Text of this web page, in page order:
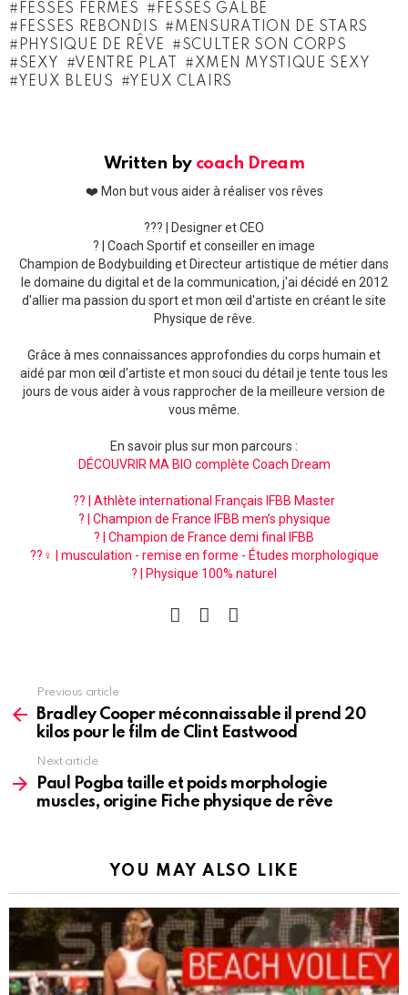
FESSES FERMES
FESSES GALBÉ
FESSES REBONDIS
MENSURATION DE STARS
PHYSIQUE DE RÊVE
SCULTER SON CORPS
SEXY
VENTRE PLAT
XMEN MYSTIQUE SEXY
YEUX BLEUS
YEUX CLAIRS
Written by coach Dream
❤️ Mon but vous aider à réaliser vos rêves
??‍? | Designer et CEO
? | Coach Sportif et conseiller en image
Champion de Bodybuilding et Directeur artistique de métier dans
le domaine du digital et de la communication, j'ai décidé en 2012
d'allier ma passion du sport et mon œil d'artiste en créant le site
Physique de rêve.
Grâce à mes connaissances approfondies du corps humain et
aidé par mon œil d'artiste et mon souci du détail je tente tous les
jours de vous aider à vous rapprocher de la meilleure version de
vous même.
En savoir plus sur mon parcours :
DÉCOUVRIR MA BIO complète Coach Dream
?? | Athlète international Français IFBB Master
? | Champion de France IFBB men’s physique
? | Champion de France demi final IFBB
??‍♀️ | musculation - remise en forme - Études morphologique
? | Physique 100% naturel
more
Previous article
Bradley Cooper méconnaissable il prend 20
kilos pour le film de Clint Eastwood
Next article
Paul Pogba taille et poids morphologie
muscles, origine Fiche physique de rêve
YOU MAY ALSO LIKE